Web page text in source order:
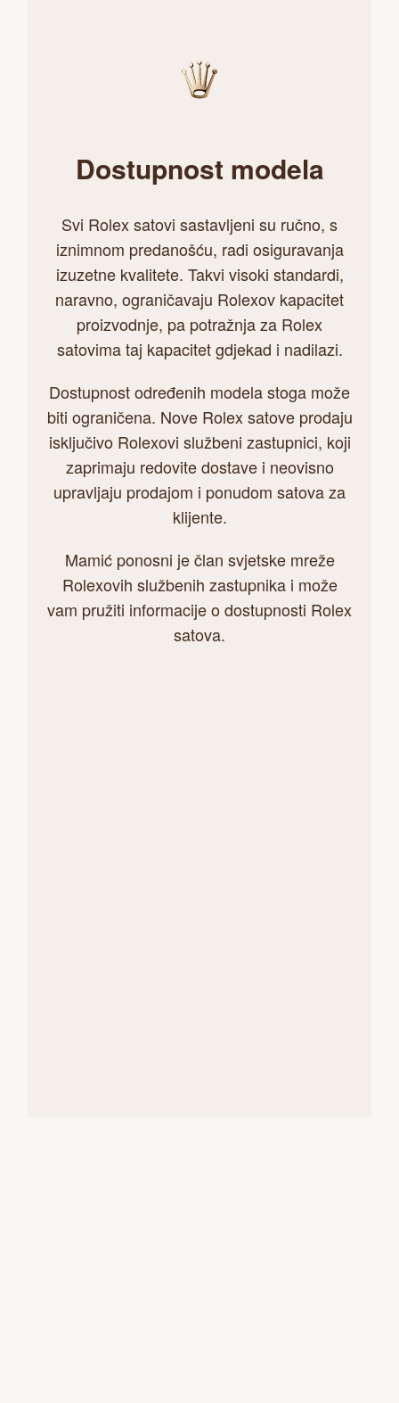
Dostupnost modela
Svi Rolex satovi sastavljeni su ručno, s
iznimnom predanošću, radi osiguravanja
izuzetne kvalitete. Takvi visoki standardi,
naravno, ograničavaju Rolexov kapacitet
proizvodnje, pa potražnja za Rolex
satovima taj kapacitet gdjekad i nadilazi.
Dostupnost određenih modela stoga može
biti ograničena. Nove Rolex satove prodaju
isključivo Rolexovi službeni zastupnici, koji
zaprimaju redovite dostave i neovisno
upravljaju prodajom i ponudom satova za
klijente.
Mamić ponosni je član svjetske mreže
Rolexovih službenih zastupnika i može
vam pružiti informacije o dostupnosti Rolex
satova.